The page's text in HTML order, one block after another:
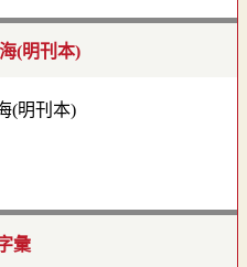
(明刊本)
彙